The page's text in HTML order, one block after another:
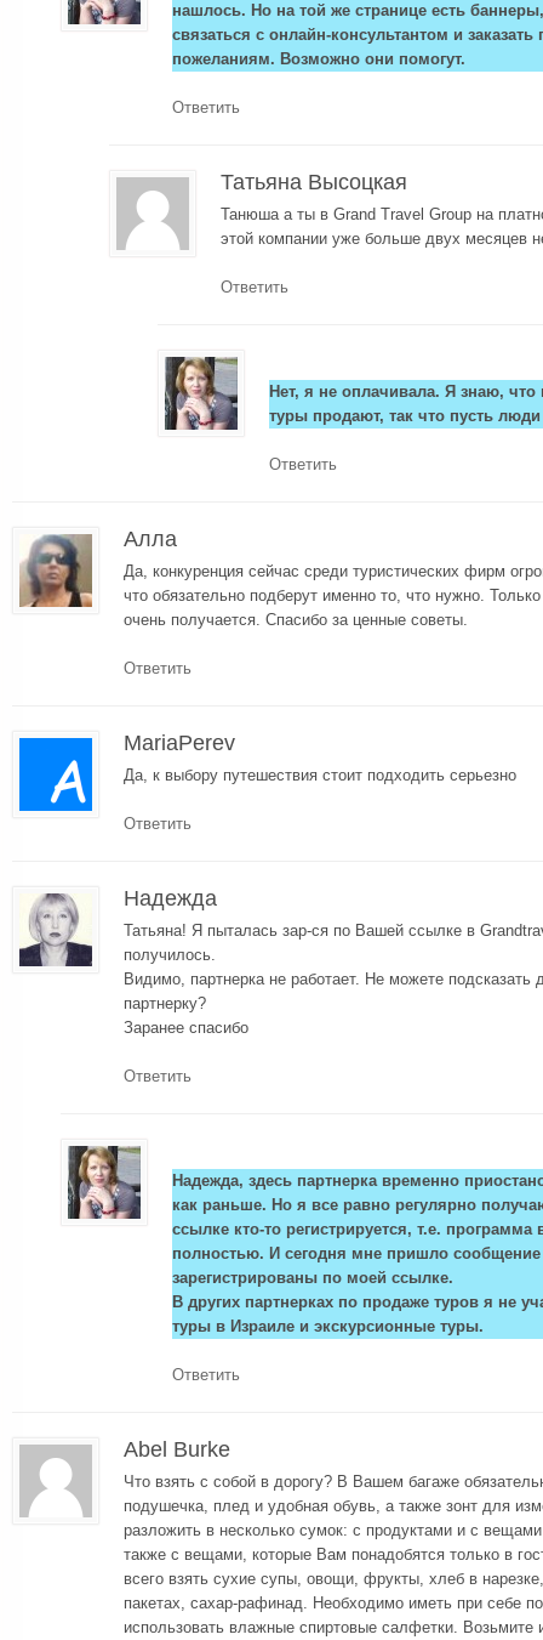
нашлось. Но на той же странице есть
связаться с онлайн-консультантом и
пожеланиям. Возможно они помогут.
Ответить
Татьяна Высоцкая
Танюша а ты в Grand Travel Group на
этой компании уже больше двух месяцев
Ответить
Нет, я не оплачивала. Я знаю, что
туры продают, так что пусть
Ответить
Алла
Да, конкуренция сейчас среди туристических фирм
что обязательно подберут именно то, что нужно.
очень получается. Спасибо за ценные советы.
Ответить
MariaPerev
Да, к выбору путешествия стоит подходить серьезно
Ответить
Надежда
Татьяна! Я пыталась зар-ся по Вашей ссылке в
получилось.
Видимо, партнерка не работает. Не можете подсказать
партнерку?
Заранее спасибо
Ответить
Надежда, здесь партнерка временно
как раньше. Но я все равно регулярно
ссылке кто-то регистрируется, т.е.
полностью. И сегодня мне пришло
зарегистрированы по моей ссылке.
В других партнерках по продаже туров я не
туры в Израиле и экскурсионные туры.
Ответить
Abel Burke
Что взять с собой в дорогу? В Вашем багаже
подушечка, плед и удобная обувь, а также зонт для
разложить в несколько сумок: с продуктами и с
также с вещами, которые Вам понадобятся только в
всего взять сухие супы, овощи, фрукты, хлеб в
пакетах, сахар-рафинад. Необходимо иметь при себе
использовать влажные спиртовые салфетки. Возьмите